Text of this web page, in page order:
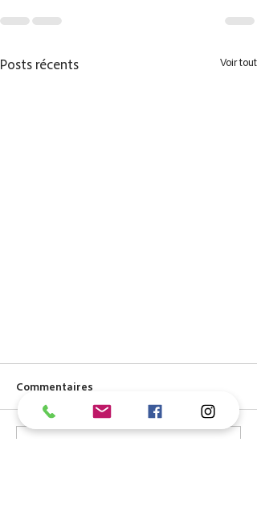
Posts récents Voir tout
Commentaires